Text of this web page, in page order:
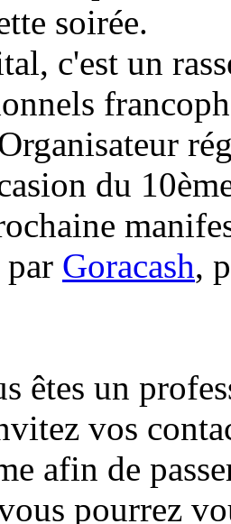
soirée.
c'est un
du
par Goracash,
êtes un
vos
afin de
pourrez